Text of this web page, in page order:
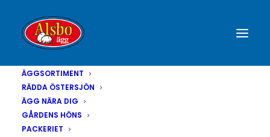
ÄGGSORTIMENT
RÄDDA ÖSTERSJÖN
ÄGG NÄRA DIG
GÅRDENS HÖNS
PACKERIET